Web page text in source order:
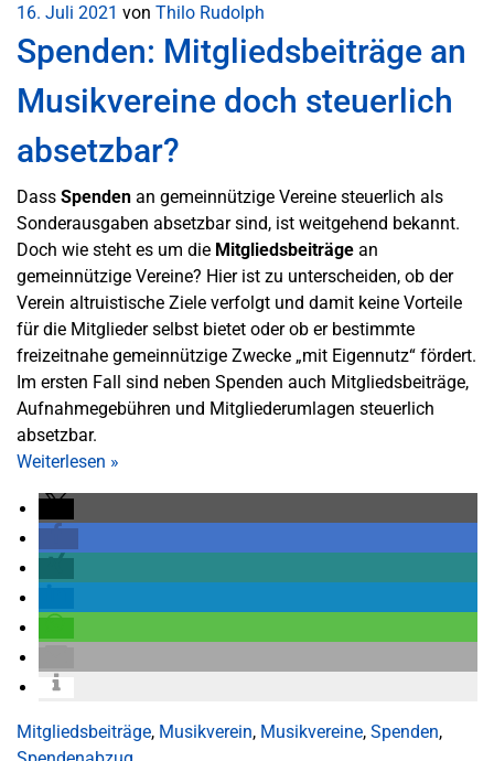
16. Juli 2021 von Thilo Rudolph
Spenden: Mitgliedsbeiträge an
Musikvereine doch steuerlich
absetzbar?
Dass Spenden an gemeinnützige Vereine steuerlich als
Sonderausgaben absetzbar sind, ist weitgehend bekannt.
Doch wie steht es um die Mitgliedsbeiträge an
gemeinnützige Vereine? Hier ist zu unterscheiden, ob der
Verein altruistische Ziele verfolgt und damit keine Vorteile
für die Mitglieder selbst bietet oder ob er bestimmte
freizeitnahe gemeinnützige Zwecke „mit Eigennutz“ fördert.
Im ersten Fall sind neben Spenden auch Mitgliedsbeiträge,
Aufnahmegebühren und Mitgliederumlagen steuerlich
absetzbar.
Weiterlesen »
Mitgliedsbeiträge, Musikverein, Musikvereine, Spenden,